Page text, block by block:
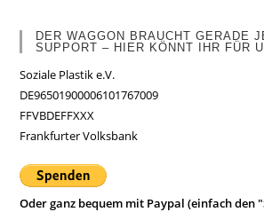
DER WAGGON BRAUCHT GERADE
SUPPORT – HIER KÖNNT IHR FÜR
Soziale Plastik e.V.
DE96501900006101767009
FFVBDEFFXXX
Frankfurter Volksbank
Oder ganz bequem mit Paypal (einfach den